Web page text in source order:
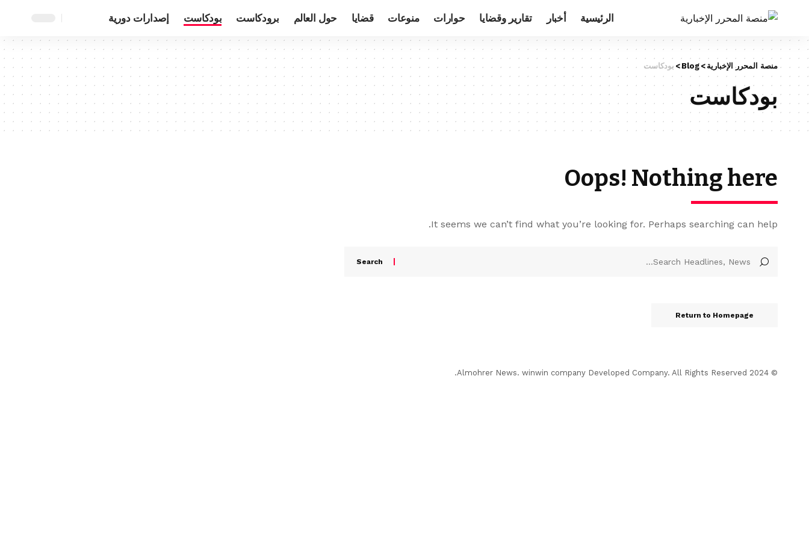
الرئيسية أخبار تقارير وقضايا حوارات منوعات قضايا حول العالم برودكاست بودكاست إصدارات دورية
منصة المحرر الإخبارية >
Blog
> بودكاست
بودكاست
Oops! Nothing here
It seems we can’t find what you’re looking for. Perhaps searching can help.
Return to Homepage
© 2024 Almohrer News. winwin company Developed Company. All Rights Reserved.